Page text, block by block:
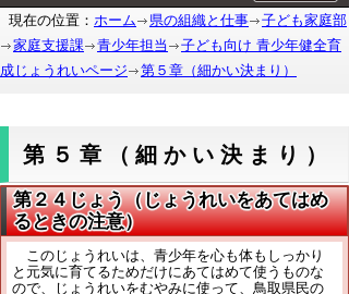
現在の位置： ホーム 県の組織と仕事
子ども家庭部
家庭支援課
青少年担当
子ども向け 青少年健全育
成じょうれいページ
第５章（細かい決まり）
第５章（細かい決まり）
第２４じょう（じょうれいをあてはめ
るときの注意）
このじょうれいは、青少年を心も体もしっかり
と元気に育てるためだけにあてはめて使うものな
ので、じょうれいをむやみに使って、鳥取県民の